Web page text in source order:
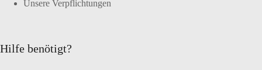
Unsere Verpflichtungen
Hilfe benötigt?